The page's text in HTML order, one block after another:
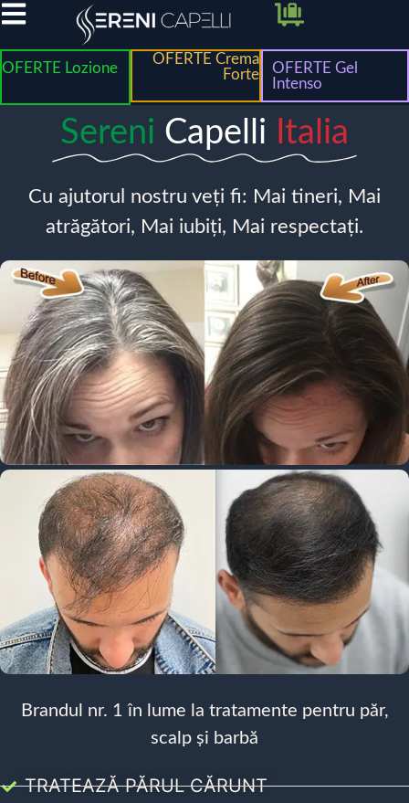
OFERTE Lozione
OFERTE Crema
Forte
OFERTE Gel
Intenso
Sereni Capelli Italia
Cu ajutorul nostru veți fi: Mai tineri, Mai
atrăgători, Mai iubiți, Mai respectați.
Brandul nr. 1 în lume la tratamente pentru păr,
scalp și barbă
TRATEAZĂ PĂRUL CĂRUNT